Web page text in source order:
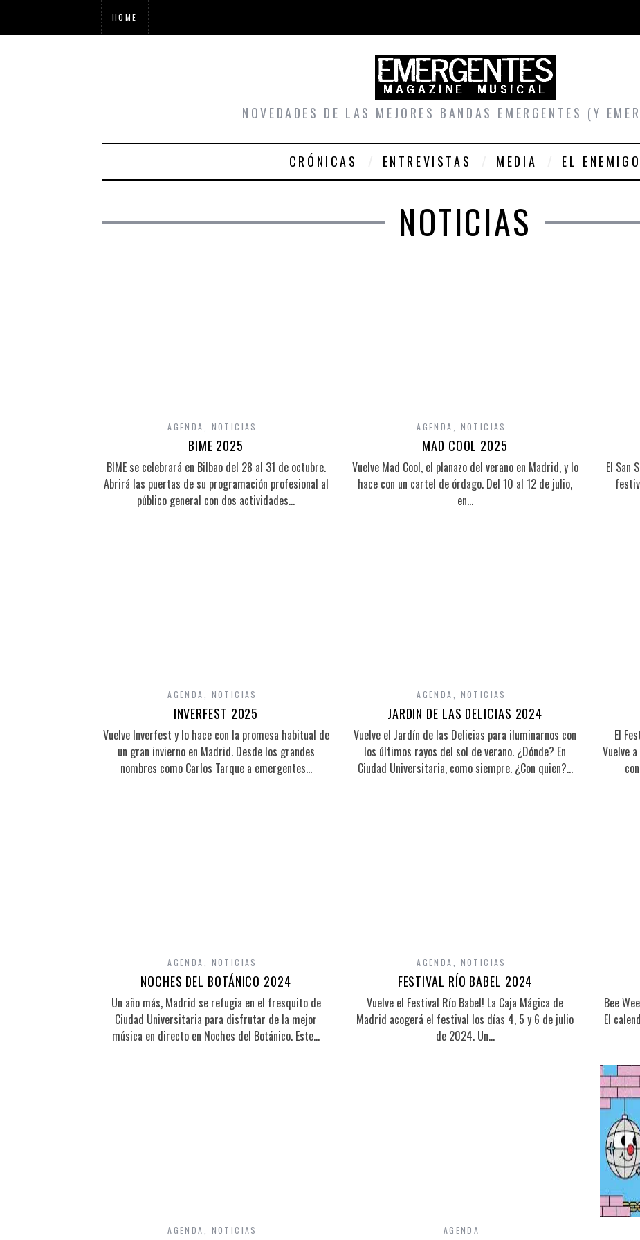
HOME
NOVEDADES DE LAS MEJORES BANDAS EMERGENTES (Y
CRÓNICAS ENTREVISTAS MEDIA EL ENEMIGO
NOTICIAS
AGENDA NOTICIAS
BIME 2025
BIME se celebrará en Bilbao del 28 al 31 de octubre.
Abrirá las puertas de su programación profesional al
público general con dos actividades…
AGENDA NOTICIAS
MAD COOL 2025
Vuelve Mad Cool, el planazo del verano en Madrid, y lo
hace con un cartel de órdago. Del 10 al 12 de julio,
en…
El San
AGENDA NOTICIAS
INVERFEST 2025
Vuelve Inverfest y lo hace con la promesa habitual de
un gran invierno en Madrid. Desde los grandes
nombres como Carlos Tarque a emergentes…
AGENDA NOTICIAS
JARDIN DE LAS DELICIAS 2024
Vuelve el Jardín de las Delicias para iluminarnos con
los últimos rayos del sol de verano. ¿Dónde? En
Ciudad Universitaria, como siempre. ¿Con quien?…
El
Vuelve
AGENDA NOTICIAS
NOCHES DEL BOTÁNICO 2024
Un año más, Madrid se refugia en el fresquito de
Ciudad Universitaria para disfrutar de la mejor
música en directo en Noches del Botánico. Este…
AGENDA NOTICIAS
FESTIVAL RÍO BABEL 2024
Vuelve el Festival Río Babel! La Caja Mágica de
Madrid acogerá el festival los días 4, 5 y 6 de julio
de 2024. Un…
Bee
El
AGENDA NOTICIAS AGENDA